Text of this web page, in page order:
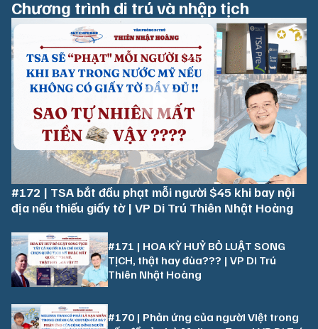
Chương trình di trú và nhập tịch
#172 | TSA bắt đầu phạt mỗi người $45 khi bay nội
địa nếu thiếu giấy tờ | VP Di Trú Thiên Nhật Hoàng
#171 | HOA KỲ HUỶ BỎ LUẬT SONG
TỊCH, thật hay đùa??? | VP Di Trú
Thiên Nhật Hoàng
#170 | Phản ứng của người Việt trong